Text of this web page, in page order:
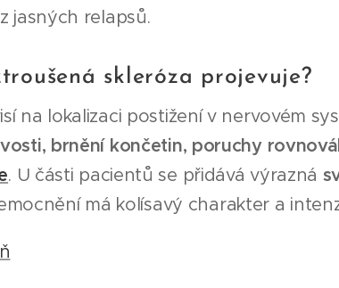
jasných relapsů.
skleróza projevuje?
na lokalizaci postižení v nervovém
brnění končetin, poruchy
. U části pacientů se přidává výrazná
má kolísavý charakter a